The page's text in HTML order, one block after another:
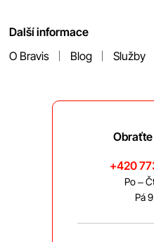
Další informace
O Bravis
Blog Služby
Obraťte
+420
Po –
Pá